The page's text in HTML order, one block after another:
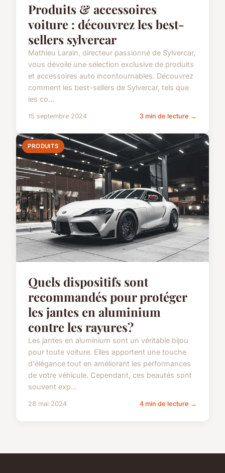
Produits & accessoires
voiture : découvrez les best-
sellers sylvercar
Mathieu Larain, directeur passionné de Sylvercar,
vous dévoile une sélection exclusive de produits
et accessoires auto incontournables. Découvrez
comment les best-sellers de Sylvercar, tels que
les co...
15 septembre 2024 3 min de lecture →
PRODUITS
Quels dispositifs sont
recommandés pour protéger
les jantes en aluminium
contre les rayures?
Les jantes en aluminium sont un véritable bijou
pour toute voiture. Elles apportent une touche
d'élégance tout en améliorant les performances
de votre véhicule. Cependant, ces beautés sont
souvent exp...
28 mai 2024 4 min de lecture →